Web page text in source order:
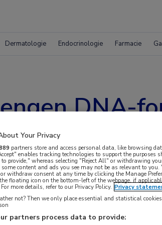
Dermatologie Endocrinologie Farmacie
DNA-
hun bloedcellen 1 of meerdere
Your Privacy
partners store and access personal data, like browsing
enables tracking technologies to support the purposes
to provide," whereas selecting "Reject All" or withdrawing
some content and ads you see may not be as relevant to
withdraw consent at any time by clicking the Manage
floating icon on the bottom-left of the webpage, if
more details, refer to our Privacy Policy. Privacy
not? Then we only place essential and statistical
partners process data to provide: